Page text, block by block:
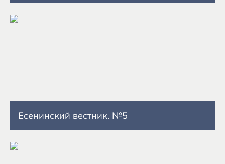
Есенинский вестник. №5